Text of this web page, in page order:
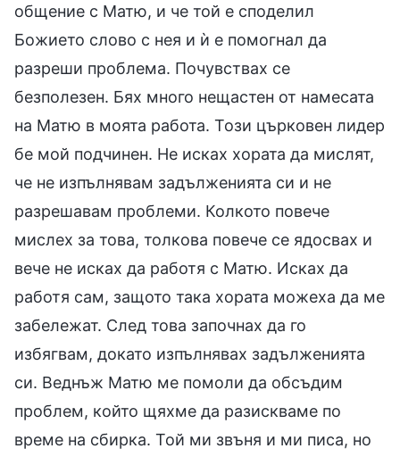
общение с Матю, и че той е споделил
Божието слово с нея и ѝ е помогнал да
разреши проблема. Почувствах се
безполезен. Бях много нещастен от намесата
на Матю в моята работа. Този църковен лидер
бе мой подчинен. Не исках хората да мислят,
че не изпълнявам задълженията си и не
разрешавам проблеми. Колкото повече
мислех за това, толкова повече се ядосвах и
вече не исках да работя с Матю. Исках да
работя сам, защото така хората можеха да ме
забележат. След това започнах да го
избягвам, докато изпълнявах задълженията
си. Веднъж Матю ме помоли да обсъдим
проблем, който щяхме да разискваме по
време на сбирка. Той ми звъня и ми писа, но